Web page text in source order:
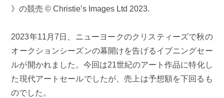
》の競売 © Christie’s Images Ltd 2023.
2023年11月7日、ニューヨークのクリスティーズで秋の
オークションシーズンの幕開けを告げるイブニングセー
ルが開かれました。今回は21世紀のアート作品に特化し
た現代アートセールでしたが、売上は予想額を下回るも
のでした。